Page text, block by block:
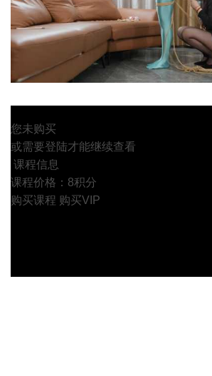
您未购买
或需要登陆才能继续查看
课程信息
课程价格：8积分
购买课程 购买VIP